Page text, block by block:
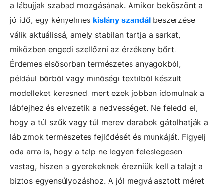
a lábujjak szabad mozgásának. Amikor beköszönt a
jó idő, egy kényelmes kislány szandál beszerzése
válik aktuálissá, amely stabilan tartja a sarkat,
miközben engedi szellőzni az érzékeny bőrt.
Érdemes elsősorban természetes anyagokból,
például bőrből vagy minőségi textilből készült
modelleket keresned, mert ezek jobban idomulnak a
lábfejhez és elvezetik a nedvességet. Ne feledd el,
hogy a túl szűk vagy túl merev darabok gátolhatják a
lábizmok természetes fejlődését és munkáját. Figyelj
oda arra is, hogy a talp ne legyen feleslegesen
vastag, hiszen a gyerekeknek érezniük kell a talajt a
biztos egyensúlyozáshoz. A jól megválasztott méret